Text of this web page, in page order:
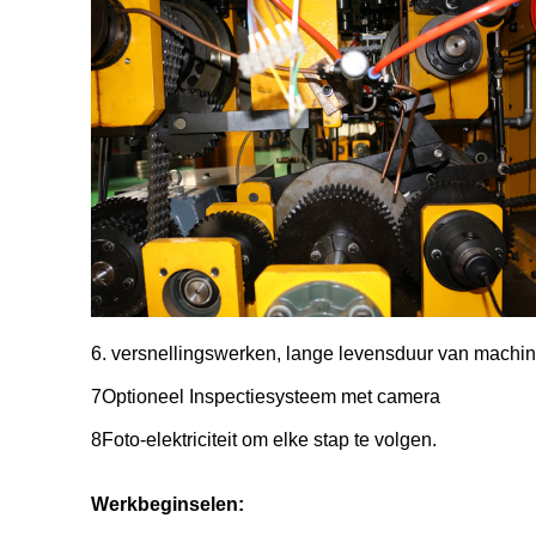
6. versnellingswerken, lange levensduur van
7Optioneel Inspectiesysteem met camera
8Foto-elektriciteit om elke stap te volgen.
Werkbeginselen: